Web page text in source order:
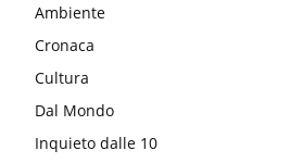
Ambiente
Cronaca
Cultura
Dal Mondo
Inquieto dalle 10